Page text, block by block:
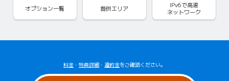
オプション一覧 提供エリア IPv6で高速
ネットワーク
料金 ・ 特典詳細 ・ 違約金をご確認ください。